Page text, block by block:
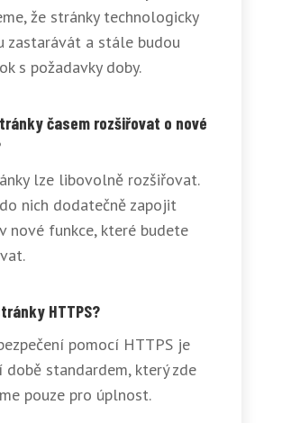
že stránky technologicky
zastarávát a stále budou
s požadavky doby.
časem rozšiřovat o nové
lze libovolně rozšiřovat.
nich dodatečně zapojit
nové funkce, které budete
HTTPS?
pomocí HTTPS je
době standardem, který zde
pouze pro úplnost.